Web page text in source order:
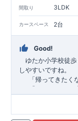
間取り 3LDK
カースペース 2台
Good!
ゆたか小学校徒
しやすいですね
「帰ってきたく
「おしゃれなら
TEL:098-